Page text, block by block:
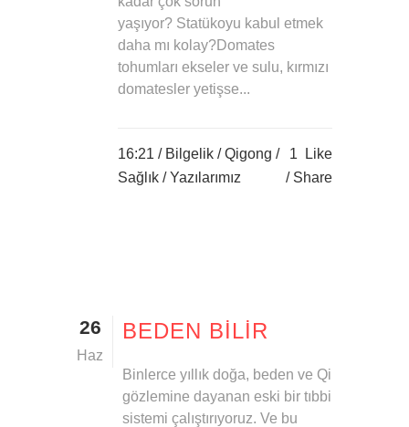
yaşıyor? Statükoyu kabul etmek
daha mı kolay?Domates
tohumları ekseler ve sulu, kırmızı
domatesler yetişse...
16:21 / Bilgelik /Qigong /
Sağlık /Yazılarımız
1
Like
Share
26
Haz
BEDEN BILIR
Binlerce yıllık doğa, beden ve Qi
gözlemine dayanan eski bir tıbbi
sistemi çalıştırıyoruz. Ve bu